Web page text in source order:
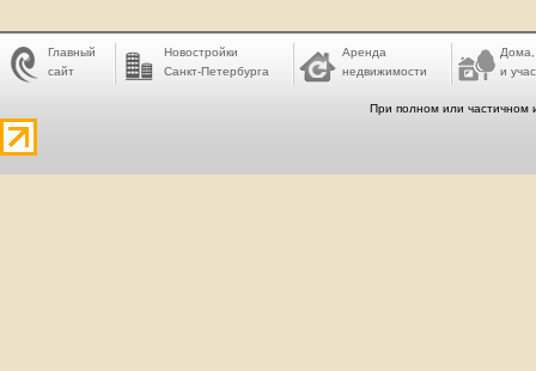
Главный
сайт
Новостройки
Санкт-Петербурга
Аренда
недвижимости
Дома,
и
При полном или частичном